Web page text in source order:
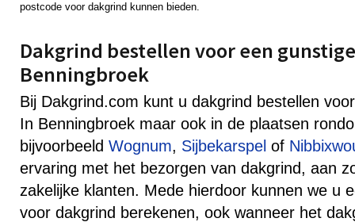
postcode voor dakgrind kunnen bieden.
Dakgrind bestellen voor een
Benningbroek
Bij Dakgrind.com kunt u dakgrind bestellen
In Benningbroek maar ook in de plaatsen
bijvoorbeeld Wognum, Sijbekarspel of
ervaring met het bezorgen van dakgrind, aan
zakelijke klanten. Mede hierdoor kunnen we u
voor dakgrind berekenen, ook wanneer het